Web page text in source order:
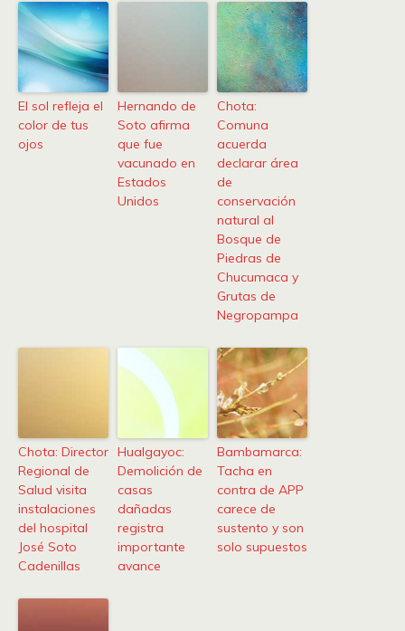
El sol refleja el
color de tus
ojos
Hernando de
Soto afirma
que fue
vacunado en
Estados
Unidos
Chota:
Comuna
acuerda
declarar área
de
conservación
natural al
Bosque de
Piedras de
Chucumaca y
Grutas de
Negropampa
Chota: Director
Regional de
Salud visita
instalaciones
del hospital
José Soto
Cadenillas
Hualgayoc:
Demolición de
casas
dañadas
registra
importante
avance
Bambamarca:
Tacha en
contra de APP
carece de
sustento y son
solo supuestos